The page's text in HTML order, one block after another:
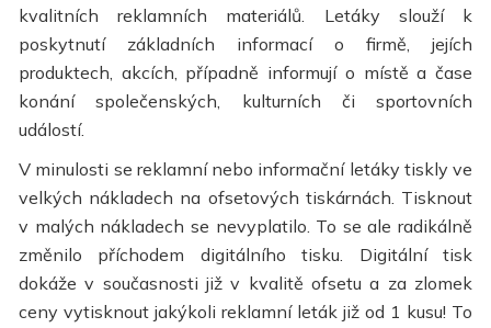
kvalitních reklamních materiálů. Letáky slouží k
poskytnutí základních informací o firmě, jejích
produktech, akcích, případně informují o místě a čase
konání společenských, kulturních či sportovních
událostí.
V minulosti se reklamní nebo informační letáky tiskly ve
velkých nákladech na ofsetových tiskárnách. Tisknout
v malých nákladech se nevyplatilo. To se ale radikálně
změnilo příchodem digitálního tisku. Digitální tisk
dokáže v současnosti již v kvalitě ofsetu a za zlomek
ceny vytisknout jakýkoli reklamní leták již od 1 kusu! To